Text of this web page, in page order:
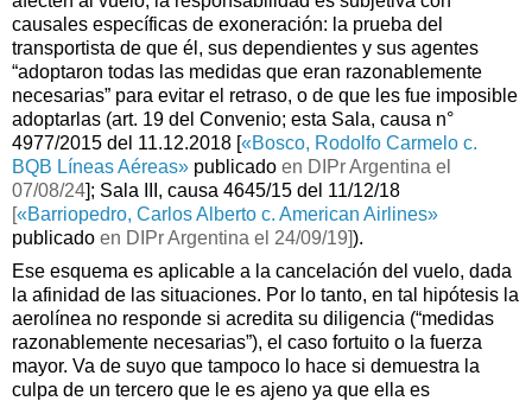
causales específicas de exoneración: la prueba del
transportista de que él, sus dependientes y sus agentes
“adoptaron todas las medidas que eran razonablemente
necesarias” para evitar el retraso, o de que les fue imposible
adoptarlas (art. 19 del Convenio; esta Sala, causa n°
4977/2015 del 11.12.2018 [«Bosco, Rodolfo Carmelo c.
BQB Líneas Aéreas» publicado en DIPr Argentina el
07/08/24]; Sala III, causa 4645/15 del 11/12/18
[«Barriopedro, Carlos Alberto c. American Airlines»
publicado en DIPr Argentina el 24/09/19]).
Ese esquema es aplicable a la cancelación del vuelo, dada
la afinidad de las situaciones. Por lo tanto, en tal hipótesis la
aerolínea no responde si acredita su diligencia (“medidas
razonablemente necesarias”), el caso fortuito o la fuerza
mayor. Va de suyo que tampoco lo hace si demuestra la
culpa de un tercero que le es ajeno ya que ella es